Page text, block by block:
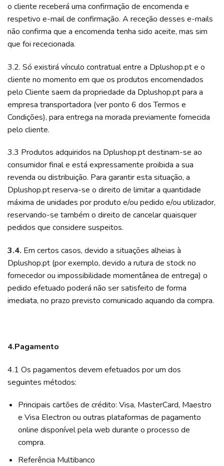
o cliente receberá uma confirmação de encomenda e
respetivo e-mail de confirmação. A receção desses e-mails
não confirma que a encomenda tenha sido aceite, mas sim
que foi rececionada.
3.2. Só existirá vínculo contratual entre a Dplushop.pt e o
cliente no momento em que os produtos encomendados
pelo Cliente saem da propriedade da Dplushop.pt para a
empresa transportadora (ver ponto 6 dos Termos e
Condições), para entrega na morada previamente fornecida
pelo cliente.
3.3 Produtos adquiridos na Dplushop.pt destinam-se ao
consumidor final e está expressamente proibida a sua
revenda ou distribuição. Para garantir esta situação, a
Dplushop.pt reserva-se o direito de limitar a quantidade
máxima de unidades por produto e/ou pedido e/ou utilizador,
reservando-se também o direito de cancelar quaisquer
pedidos que considere suspeitos.
3.4. Em certos casos, devido a situações alheias à
Dplushop.pt (por exemplo, devido a rutura de stock no
fornecedor ou impossibilidade momentânea de entrega) o
pedido efetuado poderá não ser satisfeito de forma
imediata, no prazo previsto comunicado aquando da compra.
4.Pagamento
4.1 Os pagamentos devem efetuados por um dos
seguintes métodos:
Principais cartões de crédito: Visa, MasterCard, Maestro
e Visa Electron ou outras plataformas de pagamento
online disponível pela web durante o processo de
compra.
Referência Multibanco